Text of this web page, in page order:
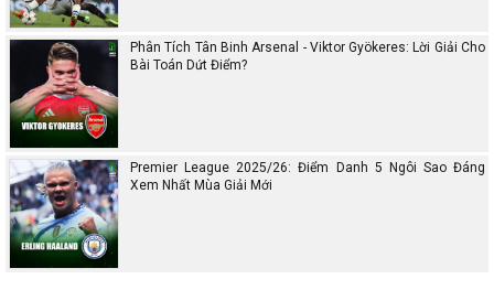
Phân Tích Tân Binh Arsenal - Viktor Gyökeres: Lời Giải Cho
Bài Toán Dứt Điểm?
Premier League 2025/26: Điểm Danh 5 Ngôi Sao Đáng
Xem Nhất Mùa Giải Mới